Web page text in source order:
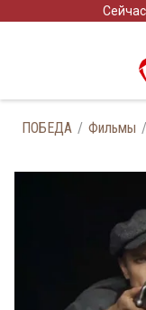
ПОБЕДА Фильмы